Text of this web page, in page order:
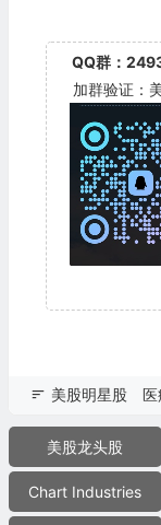
QQ群：
加群验证：
美股明星股
美股龙头股
Chart Industries